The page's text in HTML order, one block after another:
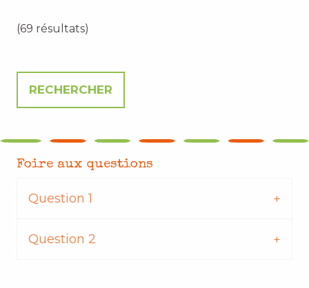
(69 résultats)
Foire aux questions
Question 1
Question 2